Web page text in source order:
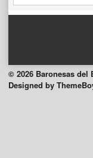
© 2026 Baronesas del
Designed by